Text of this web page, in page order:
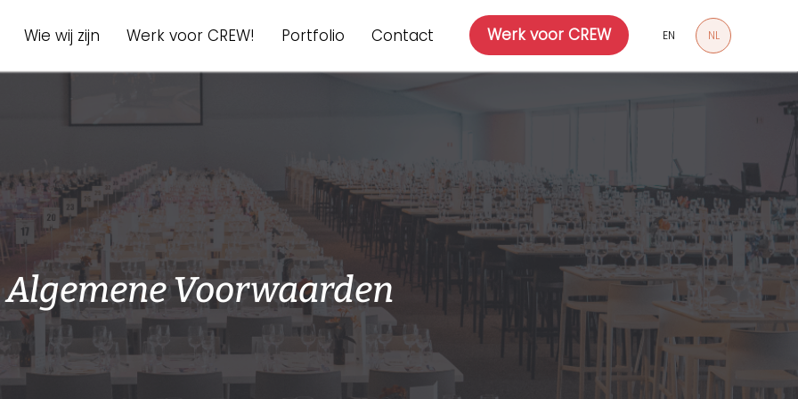
Wie wij zijn Werk voor CREW! Portfolio Contact Werk voor CREW EN NL
Algemene Voorwaarden